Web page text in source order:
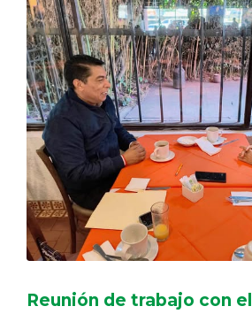
Reunión de trabajo con el